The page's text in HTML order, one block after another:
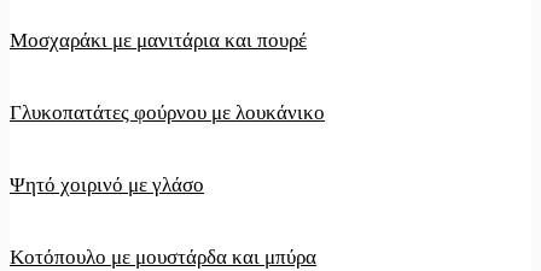
Μοσχαράκι με μανιτάρια και πουρέ
Γλυκοπατάτες φούρνου με λουκάνικο
Ψητό χοιρινό με γλάσο
Κοτόπουλο με μουστάρδα και μπύρα